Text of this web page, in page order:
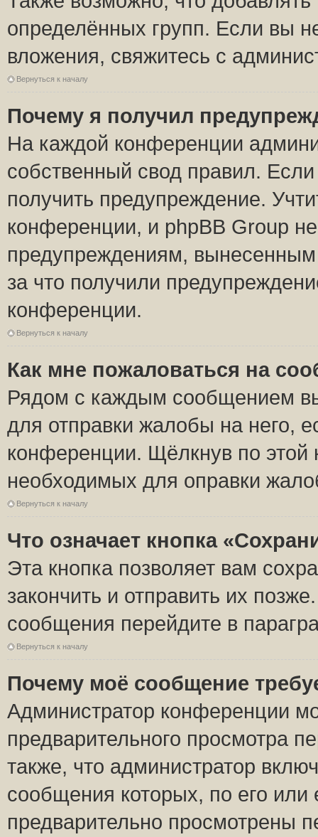
определённых групп. Если вы
вложения, свяжитесь с
Вернуться к началу
Почему я получил
На каждой конференции
собственный свод правил.
получить предупреждение.
конференции, и phpBB Group
предупреждениям,
за что получили
конференции.
Вернуться к началу
Как мне пожаловаться на
Рядом с каждым сообщением
для отправки жалобы на него,
конференции. Щёлкнув по этой
необходимых для оправки
Вернуться к началу
Что означает кнопка
Эта кнопка позволяет вам
закончить и отправить их
сообщения перейдите в
Вернуться к началу
Почему моё сообщение
Администратор конференции
предварительного просмотра
также, что администратор
сообщения которых, по его
предварительно просмотрены